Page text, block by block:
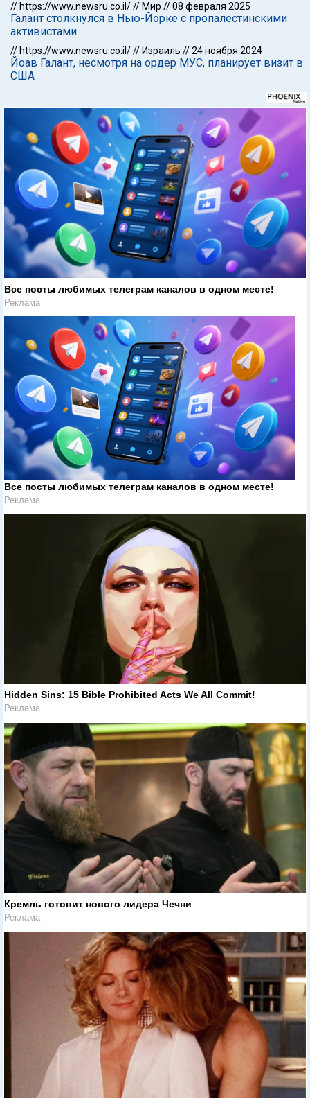
// https://www.newsru.co.il/// Мир //08 февраля 2025
Галант столкнулся в Нью-Йорке с пропалестинскими
активистами
// https://www.newsru.co.il/// Израиль //24 ноября 2024
Йоав Галант, несмотря на ордер МУС, планирует визит в
США
Все посты любимых телеграм каналов в одном месте!
Реклама
Все посты любимых телеграм каналов в одном месте!
Реклама
Hidden Sins: 15 Bible Prohibited Acts We All Commit!
Реклама
Кремль готовит нового лидера Чечни
Реклама